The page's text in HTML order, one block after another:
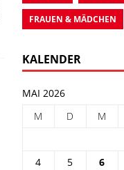
FRAUEN & MÄDCHEN
KALENDER
MAI 2026
M
D M
4
5 6